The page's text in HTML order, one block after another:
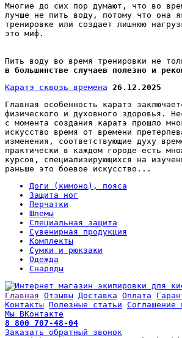
Многие до сих пор думают, что во
лучше не пить воду, потому что она
тренировке или создает лишнюю
это миф.
Пить воду во время тренировки не
в большинстве случаев полезно и
Каратэ сквозь времена
26.12.2025
Главная особенность каратэ
физического и духовного здоровья.
с момента создания каратэ прошло
искусство время от времени
изменения, соответствующие духу
практически в каждом городе есть
курсов, специализирующихся на
раньше это боевое искусство...
Доги (кимоно), пояса
Защита ног
Перчатки
Шлемы
Специальная защита
Сувенирная продукция
Комплекты
Сумки и рюкзаки
Одежда
Снаряды
Главная Отзывы Доставка Оплата
Контакты Полезные статьи Соглашение
Мы ВКонтакте
8 800 707-48-04
Заказать обратный звонок